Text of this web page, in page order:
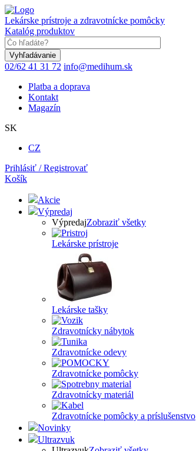
Skočiť
na
hlavný
obsah
Lekárske prístroje a zdravotnícke pomôcky
Katalóg produktov
02/62 41 31 72 info@medihum.sk
Platba a doprava
Kontakt
Magazín
SK
CZ
Prihlásiť / Registrovať
Košík
Akcie
Výpredaj
VýpredajZobraziť všetky
Lekárske prístroje
Lekárske tašky
Zdravotnícky nábytok
Zdravotnícke odevy
Zdravotnícke pomôcky
Zdravotnícky materiál
Zdravotnícke pomôcky a príslušenstvo
Novinky
Ultrazvuk